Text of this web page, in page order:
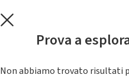
Prova a
Non abbiamo trovato risultati